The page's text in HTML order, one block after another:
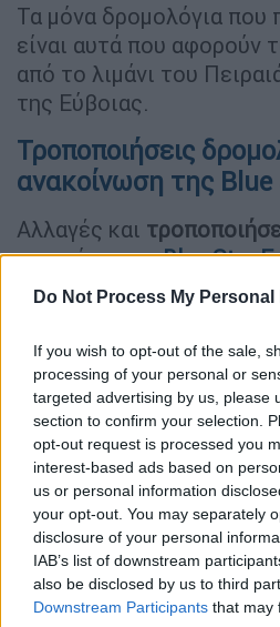
Do Not Process My
If you wish to opt-out of the sale,
processing of your personal or
targeted advertising by us, please
section to confirm your selection.
opt-out request is processed you
interest-based ads based on
us or personal information
your opt-out. You may separately
disclosure of your personal
IAB’s list of downstream
also be disclosed by us to third
Downstream Participants that may
Τα μόνα δρομολόγια που
είναι αυτά που αφορούν
από το λιμάνι του
της Εύβοιας.
Τροποποιήσεις
ανακοίνωση της
Αλλαγές και
ανακοίνωσε ηBlue Star
προχώρησε σε
απαγορευτικού απόπλου.
Ειδικότερα, τα
εταιρείας θα
HIGHSPEED 3
Το δρομολόγιο από
Μύκονο, Πάρο, Ίο,
παραμείνει ανεκτέλεστο.
HIGHSPEED 4